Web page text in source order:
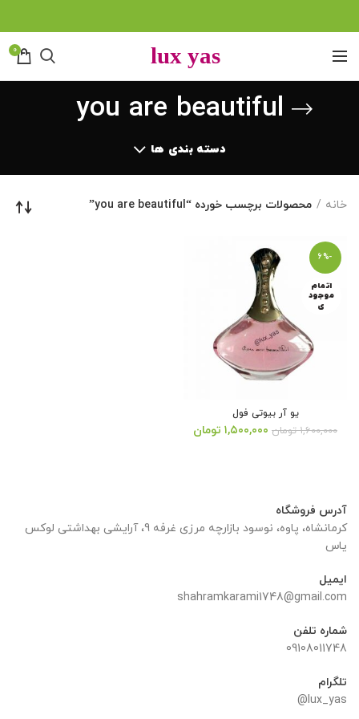
0
you are beautiful
دسته بندی ها
خانه محصولات برچسب خورده “you are beautiful”
-6%
اتمام
موجود
ی
یو آر بیوتی فول
۱,۶۰۰,۰۰۰ تومان قیمت
۱,۵۰۰,۰۰۰ تومان
آدرس فروشگاه
کرمانشاه، پاوه، نوسود بازارچه مرزی غرفه 9، آرایشی بهداشتی لوکس
یاس
ایمیل
shahramkarami1748@gmail.com
شماره تلفن
09108011748
تلگرام
lux_yas@